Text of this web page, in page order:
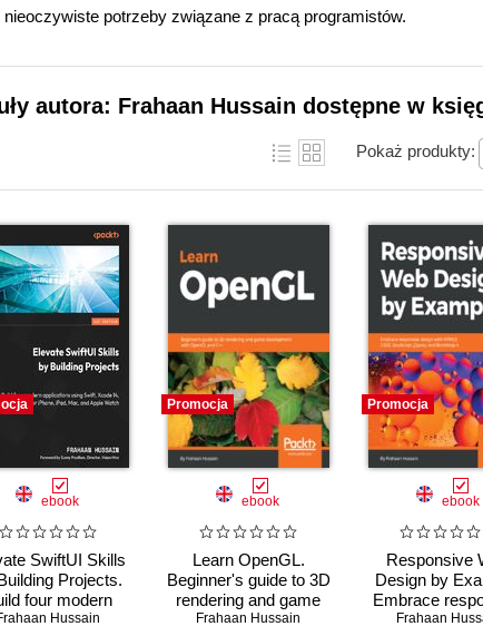
nieoczywiste potrzeby związane z pracą programistów.
autora: Frahaan Hussain dostępne w
Pokaż produkty:
ebook
SwiftUI Skills
Projects.
four modern
using Swift,
Hussain
Promocja
ebook
Learn OpenGL.
Beginner's guide to 3D
rendering and game
development with
Frahaan Hussain
Promocja
ebook
Responsive
Design by
Embrace
design with
Frahaan